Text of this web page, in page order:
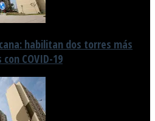
habilitan dos torres más
COVID-19